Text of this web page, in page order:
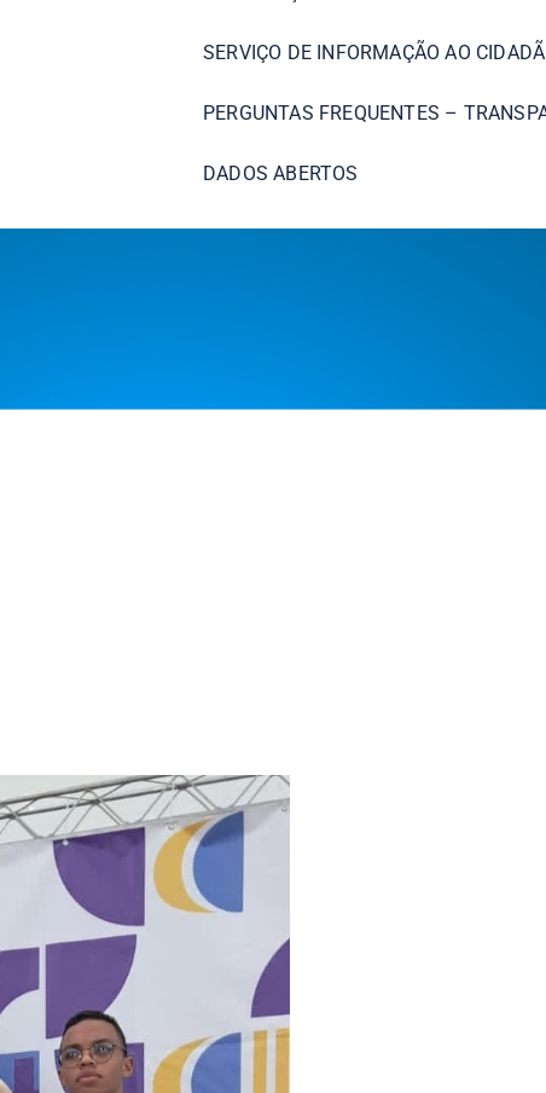
SERVIÇO DE INFORMAÇÃO AO
PERGUNTAS FREQUENTES –
DADOS ABERTOS